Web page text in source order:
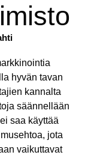
hyvän tavan
kannalta
säännellään
saa käyttää
jota
vaikuttavat